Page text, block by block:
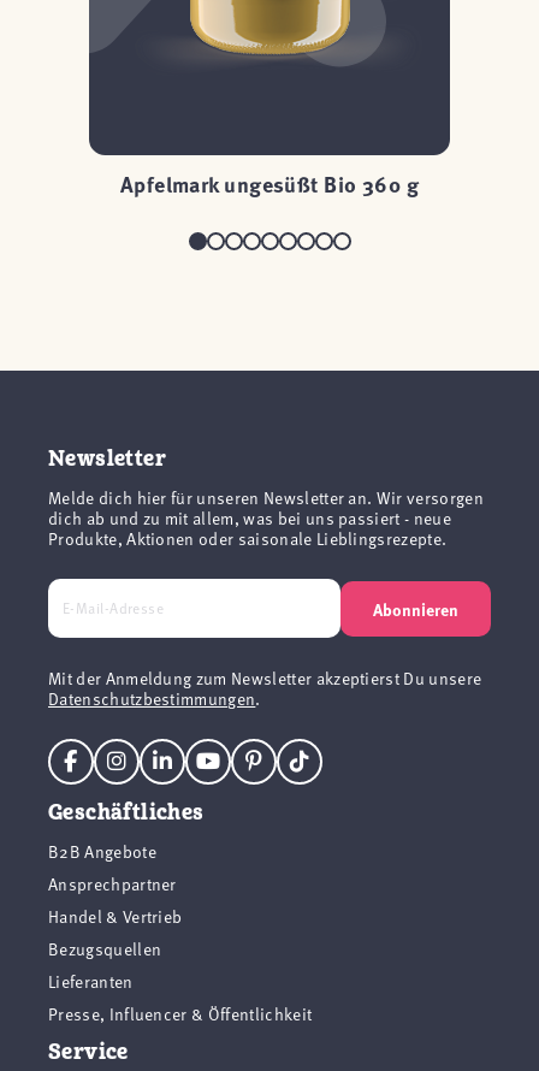
Apfelmark ungesüßt Bio 360 g
Newsletter
Melde dich hier für unseren Newsletter an. Wir versorgen
dich ab und zu mit allem, was bei uns passiert - neue
Produkte, Aktionen oder saisonale Lieblingsrezepte.
Abonnieren
Mit der Anmeldung zum Newsletter akzeptierst Du unsere
Datenschutzbestimmungen.
Geschäftliches
B2B Angebote
Ansprechpartner
Handel & Vertrieb
Bezugsquellen
Lieferanten
Presse, Influencer & Öffentlichkeit
Service